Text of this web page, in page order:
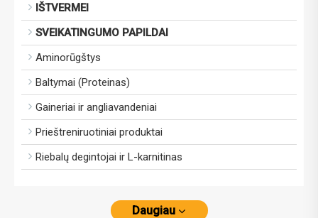
IŠTVERMEI
SVEIKATINGUMO PAPILDAI
Aminorūgštys
Baltymai (Proteinas)
Gaineriai ir angliavandeniai
Prieštreniruotiniai produktai
Riebalų degintojai ir L-karnitinas
Daugiau